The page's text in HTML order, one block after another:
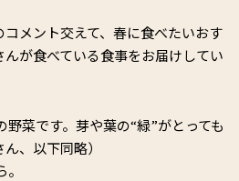
メント交えて、春に食べたいおす
が食べている食事をお届けしてい
野菜です。芽や葉の“緑”がとっても
、以下同略）